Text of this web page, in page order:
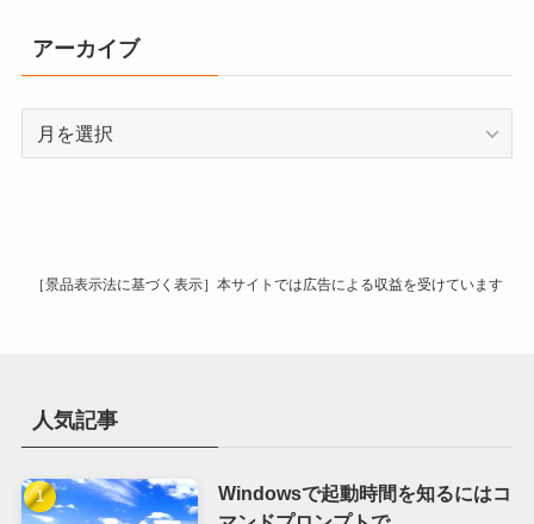
リ
ー
アーカイブ
［景品表示法に基づく表示］本サイトでは広告による収益を受けています
人気記事
Windowsで起動時間を知るにはコ